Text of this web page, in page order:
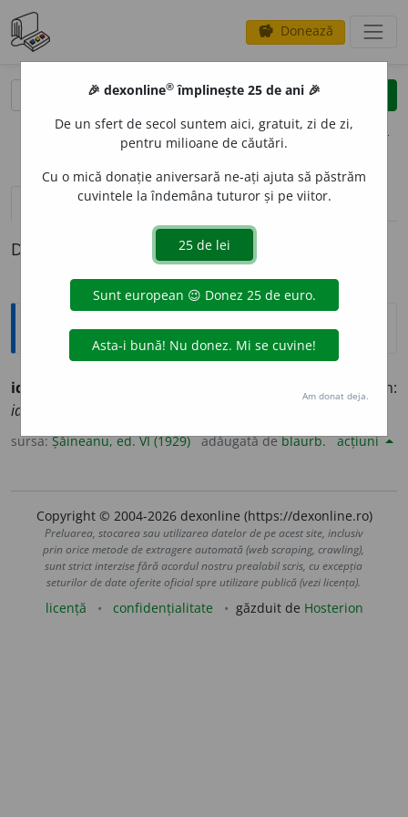
savings Donează
clear
opțiuni
definiții (1) pronunțievolume_up (50)
Definiția cu ID-ul 796875:
Explicative DEX
ide
n. pl. a 15 sau a 13 zi a lunei, în calendarul roman:
idele lui Martie.
sursa:Șăineanu, ed. VI (1929) adăugată deblaurb. acțiuni
Copyright © 2004-2026 dexonline (https://dexonline.ro)
Preluarea, stocarea sau utilizarea datelor de pe acest site, inclusiv
prin orice metode de extragere automată (web scraping, crawling),
sunt strict interzise fără acordul nostru prealabil scris, cu excepția
seturilor de date oferite oficial spre utilizare publică (vezi licența).
licență confidențialitate găzduit de Hosterion
🎉 dexonline® împlinește 25 de ani 🎉
De un sfert de secol suntem aici, gratuit, zi de zi,
pentru milioane de căutări.
Cu o mică donație aniversară ne-ați ajuta să păstrăm
cuvintele la îndemâna tuturor și pe viitor.
Am donat deja.